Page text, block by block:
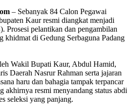
– Sebanyak 84 Calon Pegawai
Kaur resmi diangkat menjadi
Prosesi pelantikan dan pengambilan
khidmat di Gedung Serbaguna Padang
Wakil Bupati Kaur, Abdul Hamid,
Daerah Nasrur Rahman serta jajaran
haru dan bahagia tampak terpancar
akhirnya resmi menyandang status abdi
seleksi yang panjang.